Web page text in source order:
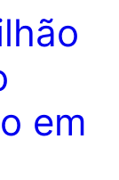
em